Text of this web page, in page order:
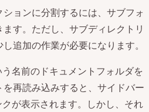
ョンに分割するには、サブフォ
す。ただし、サブディレクトリ
追加の作業が必要になります。
名前のドキュメントフォルダを
再読み込みすると、サイドバー
が表示されます。しかし、それ